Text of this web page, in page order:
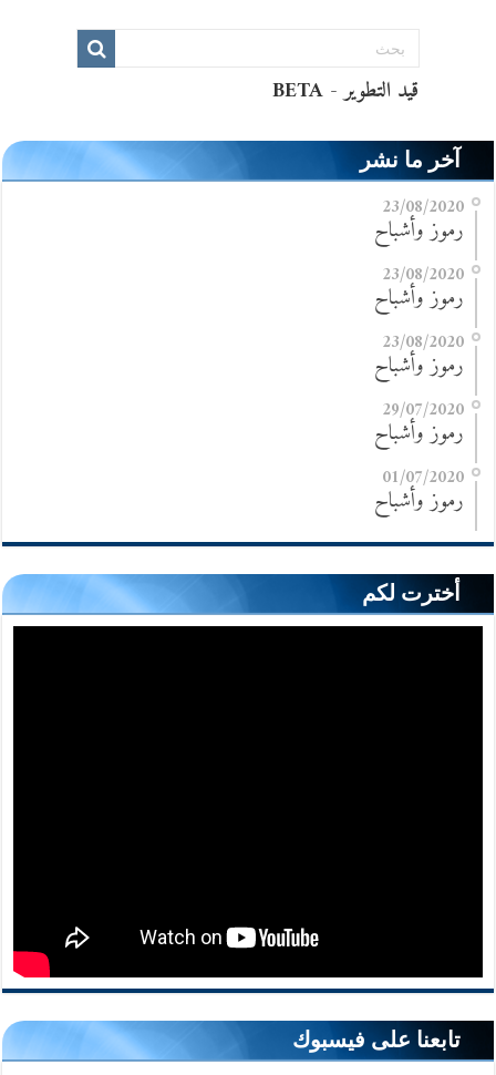
آخر ما نشر
23/08/2020
رموز وأشباح
23/08/2020
رموز وأشباح
23/08/2020
رموز وأشباح
29/07/2020
رموز وأشباح
01/07/2020
رموز وأشباح
أخترت لكم
تابعنا على فيسبوك